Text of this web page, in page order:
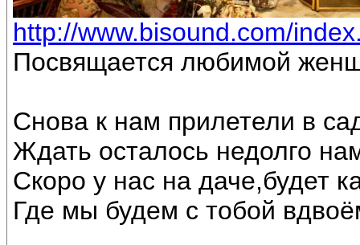
http://www.bisound.com/
Посвящается любимой
Снова к нам прилетели в
Ждать осталось недолго
Скоро у нас на даче,будет
Где мы будем с тобой